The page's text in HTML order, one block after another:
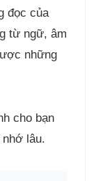
đọc của
từ ngữ, âm
những
cho bạn
nhớ lâu.